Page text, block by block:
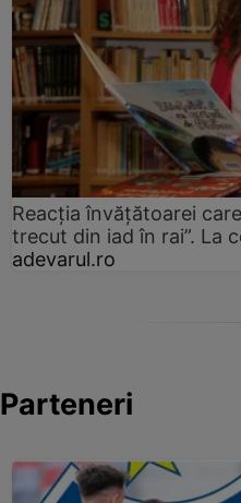
Reacția învățătoarei
trecut din iad în rai”. La
adevarul.ro
Parteneri